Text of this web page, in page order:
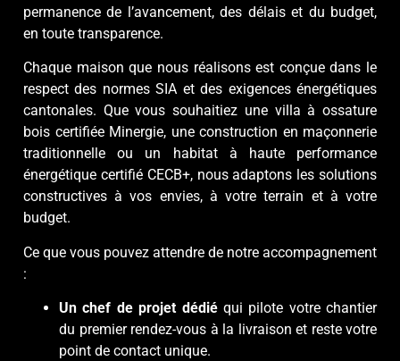
permanence de l’avancement, des délais et du budget,
en toute transparence.
Chaque maison que nous réalisons est conçue dans le
respect des normes SIA et des exigences énergétiques
cantonales. Que vous souhaitiez une villa à ossature
bois certifiée Minergie, une construction en maçonnerie
traditionnelle ou un habitat à haute performance
énergétique certifié CECB+, nous adaptons les solutions
constructives à vos envies, à votre terrain et à votre
budget.
Ce que vous pouvez attendre de notre accompagnement
:
Un chef de projet dédiéqui pilote votre chantier
du premier rendez-vous à la livraison et reste votre
point de contact unique.